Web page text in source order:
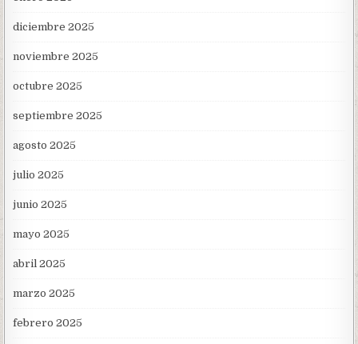
diciembre 2025
noviembre 2025
octubre 2025
septiembre 2025
agosto 2025
julio 2025
junio 2025
mayo 2025
abril 2025
marzo 2025
febrero 2025